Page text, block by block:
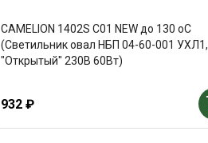
CAMELION 1402S C01 NEW до 130 оС
(Светильник овал НБП 04-60-001 УХЛ1,
"Открытый" 230В 60Вт)
932 ₽